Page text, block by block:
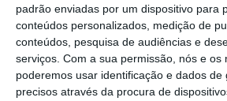
padrão enviadas por um dispositivo para
conteúdos personalizados, medição de
conteúdos, pesquisa de audiências e
serviços. Com a sua permissão, nós e os
poderemos usar identificação e dados de
precisos através da procura de
No rescaldo da crise política e
o Presidente da República
que iriadissolver a
e convocar eleições